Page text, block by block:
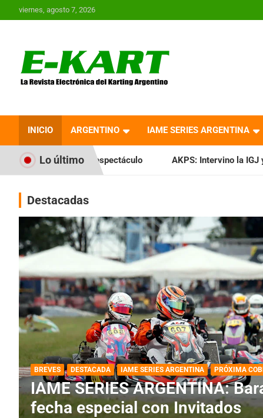
al
viernes, agosto 7, 2026
Revista Electrónica del
Karting en Argentina
INICIO ARGENTINO IAME SERIES ARGENTINA
Lo últimoAKPS: Intervino la IGJ y oficializó el llamado a
Destacadas
DESTACADA IAME SERIES ARGENTINA
IAME SERIES ARGENTINA:
fecha con Invitados